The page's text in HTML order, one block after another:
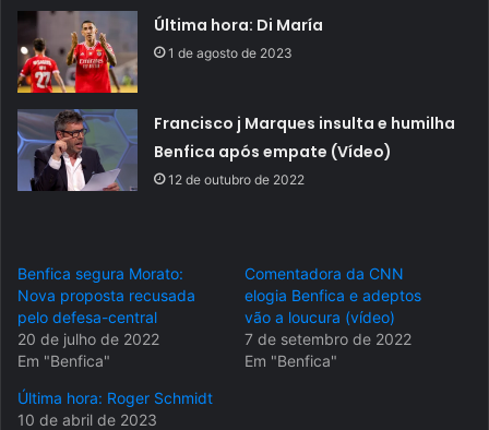
Última hora: Di María
1 de agosto de 2023
Francisco j Marques insulta e humilha
Benfica após empate (Vídeo)
12 de outubro de 2022
Benfica segura Morato:
Nova proposta recusada
pelo defesa-central
20 de julho de 2022
Em "Benfica"
Comentadora da CNN
elogia Benfica e adeptos
vão a loucura (vídeo)
7 de setembro de 2022
Em "Benfica"
Última hora: Roger Schmidt
10 de abril de 2023